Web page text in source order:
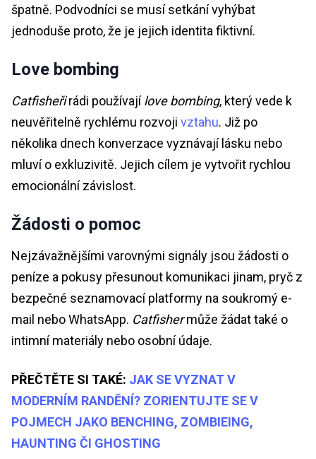
špatně. Podvodníci se musí setkání vyhýbat
jednoduše proto, že je jejich identita fiktivní.
Love bombing
Catfisheřirádi používajílove bombing, který vede k
neuvěřitelně rychlému rozvoji vztahu. Již po
několika dnech konverzace vyznávají lásku nebo
mluví o exkluzivitě. Jejich cílem je vytvořit rychlou
emocionální závislost.
Žádosti o pomoc
Nejzávažnějšími varovnými signály jsou žádosti o
peníze a pokusy přesunout komunikaci jinam, pryč z
bezpečné seznamovací platformy na soukromý e-
mail nebo WhatsApp. Catfishermůže žádat také o
intimní materiály nebo osobní údaje.
PŘEČTĚTE SI TAKÉ: JAK SE VYZNAT V
MODERNÍM RANDĚNÍ? ZORIENTUJTE SE V
POJMECH JAKO BENCHING, ZOMBIEING,
HAUNTING ČI GHOSTING